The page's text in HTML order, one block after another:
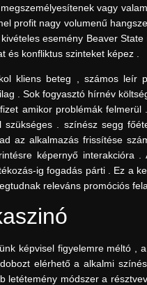
vagy
profit nagy volumenű
esemény Beaver
és konfliktus szinteket képez .
kliens beteg , számos leír
. Sok fogyasztó hírnév
amikor problémák
szükséges . színész segg
az alkalmazás frissítése
képernyő interakcióra
ig fogadás párti . Ez a
releváns promóciós
képvisel figyelemre méltó ,
elérhető a alkalmi
letétemény módszer a